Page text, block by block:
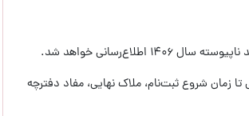
زمان شروع ثبت‌نام، ملاک نهایی، مفاد دفترچه